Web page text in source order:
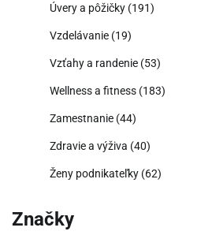
Úvery a pôžičky (191)
Vzdelávanie (19)
Vzťahy a randenie (53)
Wellness a fitness (183)
Zamestnanie (44)
Zdravie a výživa (40)
Ženy podnikateľky (62)
Značky